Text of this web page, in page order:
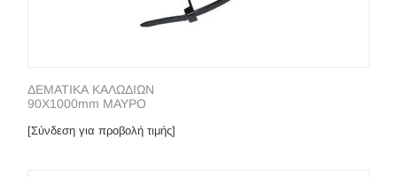
ΔΕΜΑΤΙΚΑ ΚΑΛΩΔΙΩΝ
90X1000mm ΜΑΥΡΟ
[Σύνδεση για προβολή τιμής]